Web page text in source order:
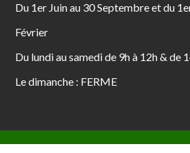
Du 1er Juin au 30 Septembre et du
Février
Du lundi au samedi de 9h à 12h & de
Le dimanche : FERME